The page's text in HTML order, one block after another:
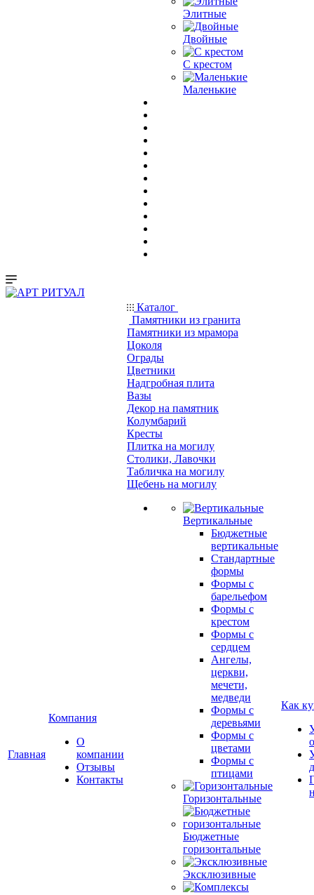
Элитные
Двойные
С крестом
Маленькие
Главная
Компания
О
компании
Отзывы
Контакты
Каталог
Памятники из гранита
Памятники из мрамора
Цоколя
Ограды
Цветники
Надгробная плита
Вазы
Декор на памятник
Колумбарий
Кресты
Плитка на могилу
Столики, Лавочки
Табличка на могилу
Щебень на могилу
Вертикальные
Бюджетные
вертикальные
Стандартные
формы
Формы с
барельефом
Формы с
крестом
Формы с
сердцем
Ангелы,
церкви,
мечети,
медведи
Формы с
деревьями
Формы с
цветами
Формы с
птицами
Горизонтальные
Бюджетные
горизонтальные
Эксклюзивные
Как